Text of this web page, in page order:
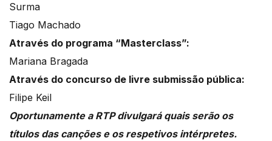
Surma
Tiago Machado
Através do programa “Masterclass”:
Mariana Bragada
Através do concurso de livre submissão pública:
Filipe Keil
Oportunamente a RTP divulgará quais serão os
títulos das canções e os respetivos intérpretes.